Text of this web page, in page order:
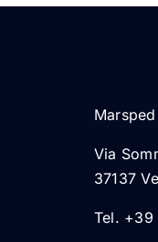
Via
37137
Tel. +39